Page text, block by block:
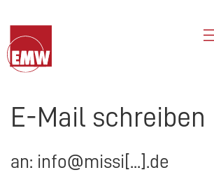
E-Mail schreiben
an: info@missi[...].de